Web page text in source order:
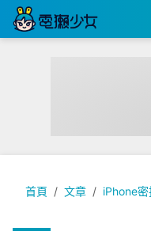
首頁 文章 iPhone密
教你用手機拍出絕美